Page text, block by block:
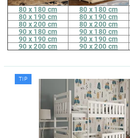
80 x 180 cm 80 x 180 cm
80 x 190 cm
80 x 190 cm
80 x 200 cm
80 x 200 cm
90 x 180 cm
90 x 180 cm
90 x 190 cm
90 x 190 cm
90 x 200 cm
90 x 200 cm
TIP